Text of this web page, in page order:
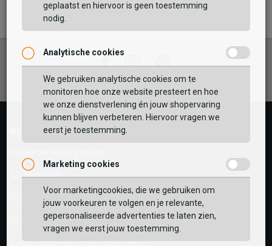
TOEVOEGEN AAN WINKELTAS
GEBRUIK MIJN LOCATIE
Zoek op postcode of gebruik jouw locatie om de
voorraad in een van onze winkels te bekijken.
BEKIJK WINKELTAS
VERDER WINKELEN
Vaak samen gekocht met
Wij helpen je graag!
Telefoon
0545-280081
E-mail Antwoord binnen 24 uur
webshop@schuurman-schoenen.nl
geplaatst en hiervoor is geen toestemming
nodig.
Analytische cookies
We gebruiken analytische cookies om te
monitoren hoe onze website presteert en hoe
we onze dienstverlening én jouw shopervaring
kunnen blijven verbeteren. Hiervoor vragen we
eerst je toestemming.
Marketing cookies
Voor marketingcookies, die we gebruiken om
jouw voorkeuren te volgen en je relevante,
gepersonaliseerde advertenties te laten zien,
vragen we eerst jouw toestemming.